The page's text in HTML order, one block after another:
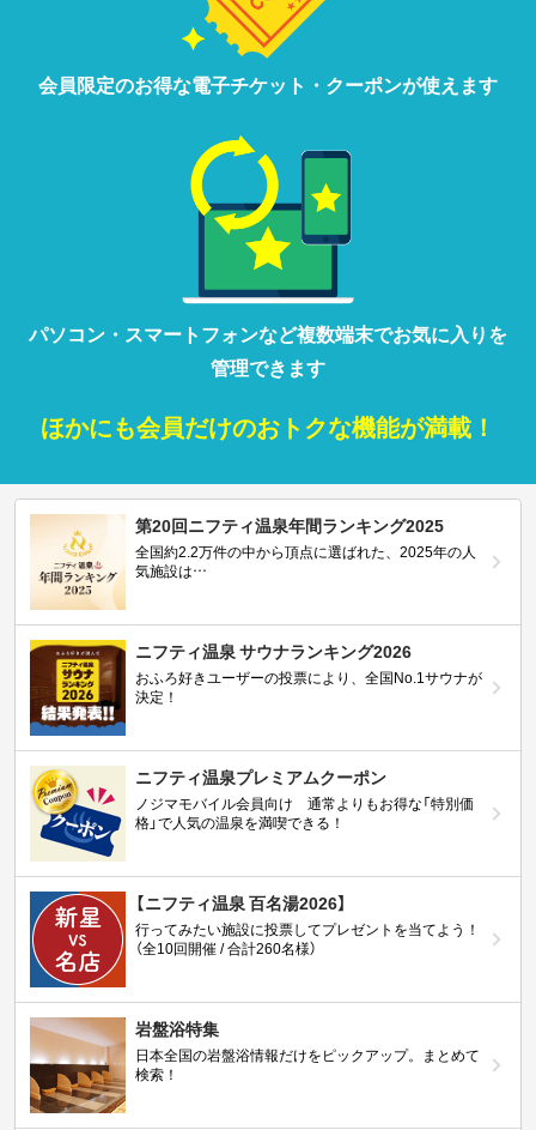
会員限定のお得な電子チケット・クーポンが使えます
パソコン・ スマートフォンなど複数端末でお気に入りを
管理できます
ほかにも会員だけのおトクな機能が満載！
第20回ニフティ温泉年間ランキング2025
全国約2.2万件の中から頂点に選ばれた、2025年の人
気施設は…
ニフティ温泉 サウナランキング2026
おふろ好きユーザーの投票により、全国No.1サウナが
決定！
ニフティ温泉プレミアムクーポン
ノジマモバイル会員向け 通常よりもお得な「特別価
格」で人気の温泉を満喫できる！
【ニフティ温泉 百名湯2026】
行ってみたい施設に投票してプレゼントを当てよう！
（全10回開催 / 合計260名様）
岩盤浴特集
日本全国の岩盤浴情報だけをピックアップ。まとめて
検索！